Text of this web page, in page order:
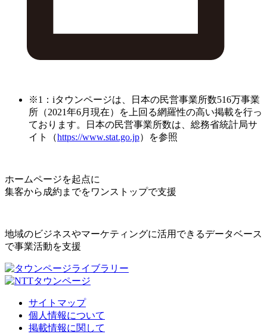
※1：iタウンページは、日本の民営事業所数516万事業
所（2021年6月現在）を上回る網羅性の高い掲載を行っ
ております。日本の民営事業所数は、総務省統計局サ
イト（https://www.stat.go.jp）を参照
ホームページを起点に
集客から成約までをワンストップで支援
地域のビジネスやマーケティングに活用できるデータベース
で事業活動を支援
サイトマップ
個人情報について
掲載情報に関して